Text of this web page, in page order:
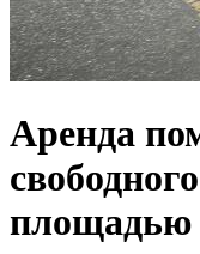
Аренда
площадью